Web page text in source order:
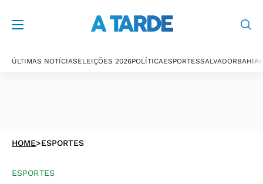
ÚLTIMAS NOTÍCIASELEIÇÕES 2026POLÍTICAESPORTESSALVADORBAHIA
HOME>ESPORTES
ESPORTES